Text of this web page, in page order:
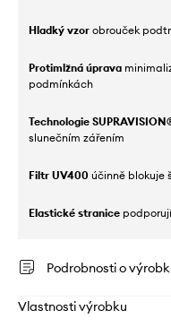
Hladký vzor obrouček
Protimlžná úprava
podmínkách
Technologie
slunečním zářením
Filtr UV400 účinně blokuje
Elastické stranice
Podrobnosti o
Vlastnosti výrobku